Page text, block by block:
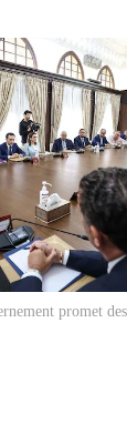
promet